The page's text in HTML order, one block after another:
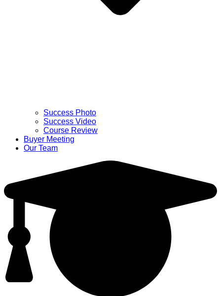
Success Photo
Success Video
Course Review
Buyer Meeting
Our Team